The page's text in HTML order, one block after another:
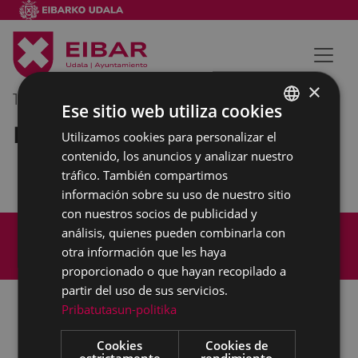
17/09/2019
Reunión interna municipal
Aviso legal
Política de cookies
Accesibilidad
BASQUE
SPANISH
×
Ese sitio web utiliza cookies
Utilizamos cookies para personalizar el
contenido, los anuncios y analizar nuestro
tráfico. También compartimos
información sobre su uso de nuestro sitio
con nuestros socios de publicidad y
análisis, quienes pueden combinarla con
otra información que les haya
proporcionado o que hayan recopilado a
partir del uso de sus servicios.
Pribatutasun-politika
Cookies
Cookies de